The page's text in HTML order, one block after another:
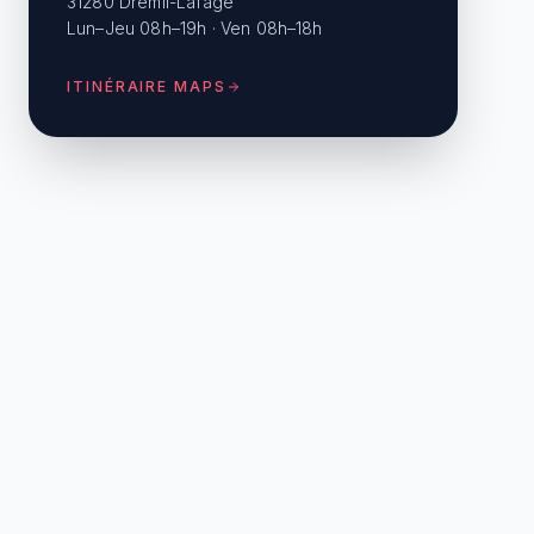
Lun–Jeu 08h–19h · Ven 08h–18h
ITINÉRAIRE MAPS